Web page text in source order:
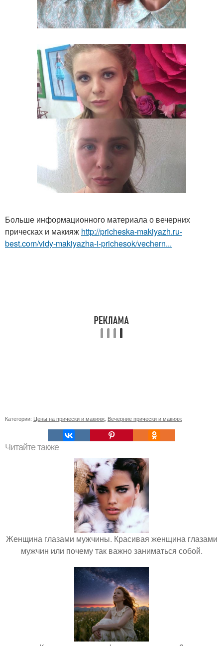
Больше информационного материала о вечерних
прическах и макияж http://pricheska-makiyazh.ru-
best.com/vidy-makiyazha-i-prichesok/vechern...
Категории: Цены на прически и макияж Вечерние прически и макияж
Читайте также
Женщина глазами мужчины. Красивая женщина глазами
мужчин или почему так важно заниматься собой.